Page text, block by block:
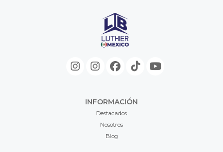
INFORMACIÓN
Destacados
Nosotros
Blog